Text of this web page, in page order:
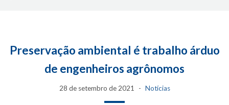
Preservação ambiental é trabalho árduo
de engenheiros agrônomos
28 de setembro de 2021 Notícias